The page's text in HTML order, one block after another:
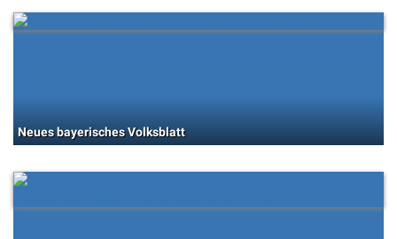
Neues bayerisches Volksblatt